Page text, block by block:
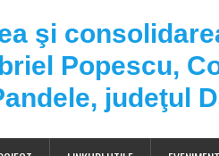
şi
Popescu,
judeţul